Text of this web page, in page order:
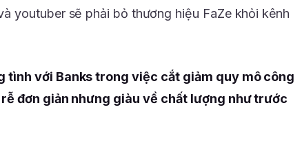
youtuber sẽ phải bỏ thương hiệu FaZe khỏi kênh
tình với Banks trong việc cắt giảm quy mô công
đơn giản nhưng giàu về chất lượng như trước